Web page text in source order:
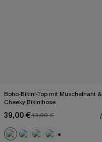
Boho-Bikini-Top mit Muschelnaht &
Cheeky Bikinihose
39,00 €43,00 €